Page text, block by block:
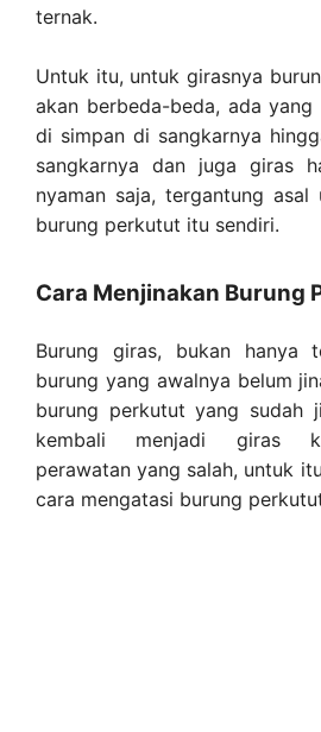
ternak.
Untuk itu, untuk girasnya
akan berbeda-beda, ada
di simpan di sangkarnya
sangkarnya dan juga giras
nyaman saja, tergantung asal
burung perkutut itu sendiri.
Cara Menjinakan Burung
Burung giras, bukan hanya
burung yang awalnya belum
burung perkutut yang sudah
kembali menjadi giras
perawatan yang salah, untuk
cara mengatasi burung